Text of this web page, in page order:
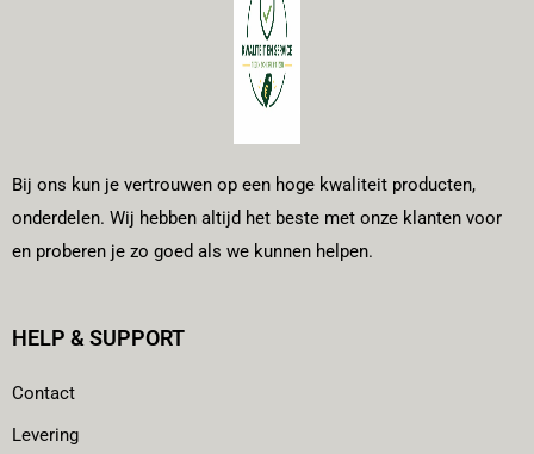
Bij ons kun je vertrouwen op een hoge kwaliteit producten,
onderdelen. Wij hebben altijd het beste met onze klanten voor
en proberen je zo goed als we kunnen helpen.
HELP & SUPPORT
Contact
Levering